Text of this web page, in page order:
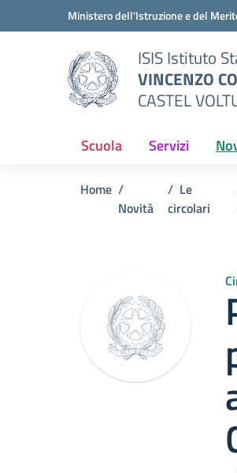
Vai ai contenuti
Vai al menu di navigazioneMinistero dell'Istruzione e del
ISIS Istituto
VINCENZO
CASTEL
Scuola Servizi
Home
Novità
Le
circolari